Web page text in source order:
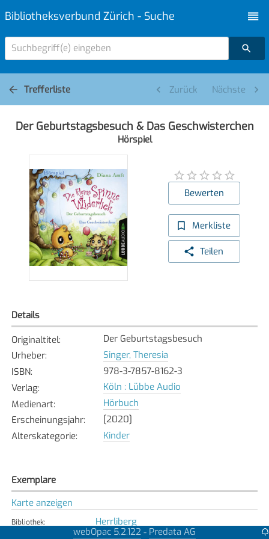
Bibliotheksverbund Zürich - Suche
Suchbegriff(e) eingeben
Trefferliste Zurück Nächste
Der Geburtstagsbesuch & Das Geschwisterchen
Hörspiel
Bewerten
Merkliste
Teilen
Details
Originaltitel:
Der Geburtstagsbesuch
Urheber:
Singer, Theresia
ISBN:
978-3-7857-8162-3
Verlag:
Köln : Lübbe Audio
Medienart:
Hörbuch
Erscheinungsjahr:
[2020]
Alterskategorie: Kinder
Exemplare
Karte anzeigen
Bibliothek: Herrliberg
Verfügbar
webOpac 5.2.122 - Predata AG